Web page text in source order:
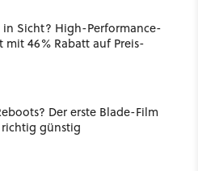
in Sicht? High-Performance-
mit 46% Rabatt auf Preis-
Der erste Blade-Film
günstig